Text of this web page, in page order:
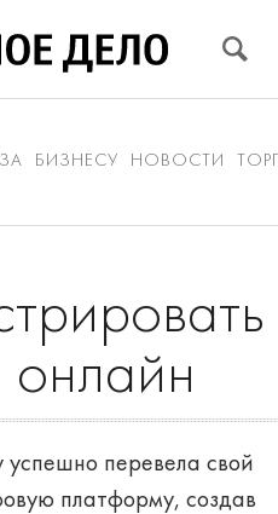
БИЗНЕСУ НОВОСТИ
успешно перевела свой
платформу, создав